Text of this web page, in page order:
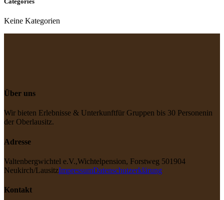
Keine Kategorien
Über uns
Wir bieten Erlebnisse & Unterkunftfür Gruppen bis 30 Personenin
der Oberlausitz.
Adresse
Valtenbergwichtel e.V.,Wichtelpension, Forstweg 501904
Neukirch/LausitzImpressumDatenschutzerklärung
Kontakt